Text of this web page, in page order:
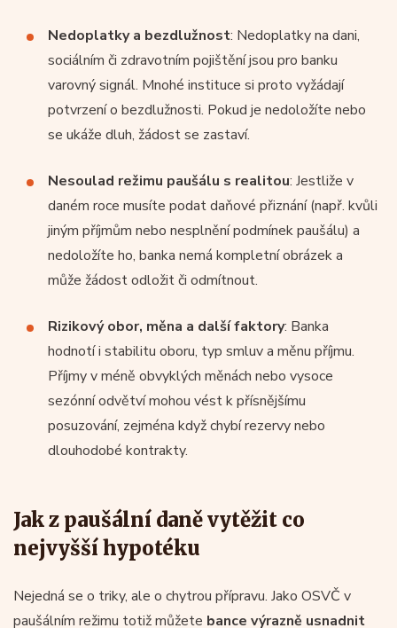
Nedoplatky a bezdlužnost: Nedoplatky na dani,
sociálním či zdravotním pojištění jsou pro banku
varovný signál. Mnohé instituce si proto vyžádají
potvrzení o bezdlužnosti. Pokud je nedoložíte nebo
se ukáže dluh, žádost se zastaví.
Nesoulad režimu paušálu s realitou: Jestliže v
daném roce musíte podat daňové přiznání (např. kvůli
jiným příjmům nebo nesplnění podmínek paušálu) a
nedoložíte ho, banka nemá kompletní obrázek a
může žádost odložit či odmítnout.
Rizikový obor, měna a další faktory: Banka
hodnotí i stabilitu oboru, typ smluv a měnu příjmu.
Příjmy v méně obvyklých měnách nebo vysoce
sezónní odvětví mohou vést k přísnějšímu
posuzování, zejména když chybí rezervy nebo
dlouhodobé kontrakty.
Jak z paušální daně vytěžit co
nejvyšší hypotéku
Nejedná se o triky, ale o chytrou přípravu. Jako OSVČ v
paušálním režimu totiž můžete bance výrazně usnadnit